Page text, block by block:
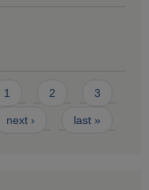
1 2 3
next › last »